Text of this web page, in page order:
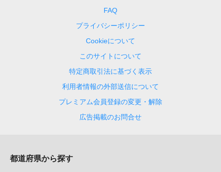
FAQ
プライバシーポリシー
Cookieについて
このサイトについて
特定商取引法に基づく表示
利用者情報の外部送信について
プレミアム会員登録の変更・解除
広告掲載のお問合せ
都道府県から探す